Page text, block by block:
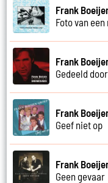
Frank
Foto van
Frank
Gedeeld
Frank
Geef niet op
Frank
Geen gevaar